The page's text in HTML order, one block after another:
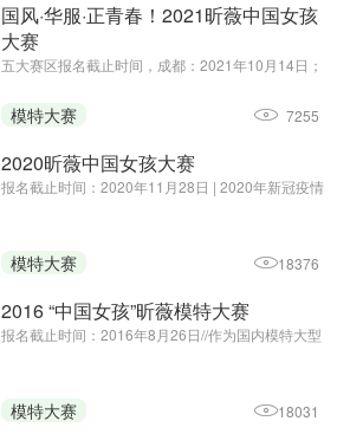
国风·华服·正青春！2021昕薇中国女孩
大赛
五大赛区报名截止时间，成都：2021年10月14日；
日；西安：2021年11月4日；昆明：2021年11月18
日模特大赛 7255
2020昕薇中国女孩大赛
报名截止时间：2020年11月28日 | 2020年新冠疫情
会。
模特大赛 18376
2016 “中国女孩”昕薇模特大赛
报名截止时间：2016年8月26日//作为国内模特大型
业的航母，为 ...
模特大赛 18031